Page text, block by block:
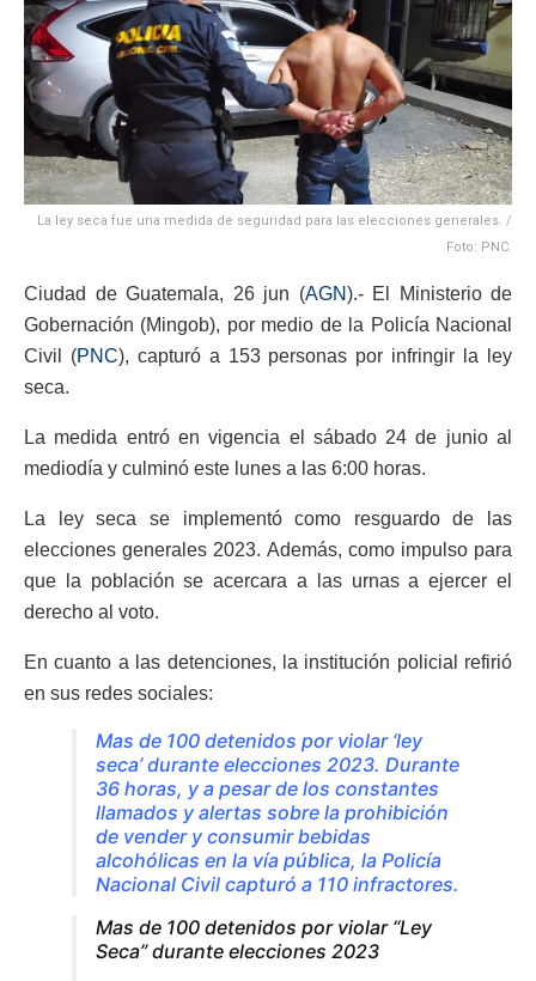
La ley seca fue una medida de seguridad para las elecciones generales. /
Foto: PNC.
Ciudad de Guatemala, 26 jun (AGN).- El Ministerio de
Gobernación (Mingob), por medio de la Policía Nacional
Civil (PNC), capturó a 153 personas por infringir la ley
seca.
La medida entró en vigencia el sábado 24 de junio al
mediodía y culminó este lunes a las 6:00 horas.
La ley seca se implementó como resguardo de las
elecciones generales 2023. Además, como impulso para
que la población se acercara a las urnas a ejercer el
derecho al voto.
En cuanto a las detenciones, la institución policial refirió
en sus redes sociales:
Mas de 100 detenidos por violar ‘ley
seca’ durante elecciones 2023. Durante
36 horas, y a pesar de los constantes
llamados y alertas sobre la prohibición
de vender y consumir bebidas
alcohólicas en la vía pública, la Policía
Nacional Civil capturó a 110 infractores.
Mas de 100 detenidos por violar “Ley
Seca” durante elecciones 2023